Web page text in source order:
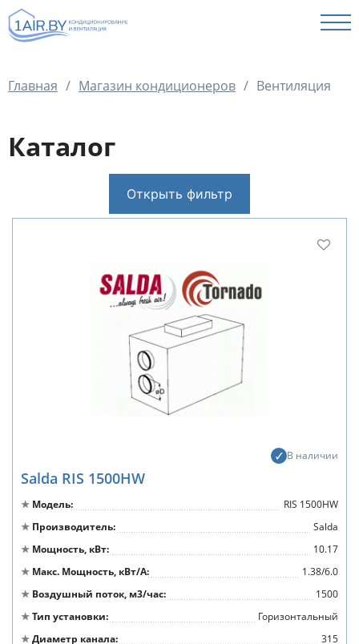
УСЛУГИ
ОТЗЫВЫ
ФОТО НАШИХ РАБОТ
+375 (33) 697 50 07
Главная / Магазин кондиционеров / Вентиляция
Каталог
Открыть фильтр
В наличии
Salda RIS 1500HW
Модель
RIS 1500HW
Производитель
Salda
Мощность, кВт
10.17
Макс. Мощность, кВт/А
1.38/6.0
Воздушный поток, м3/час
1500
Тип установки
Горизонтальный
Диаметр канала
315